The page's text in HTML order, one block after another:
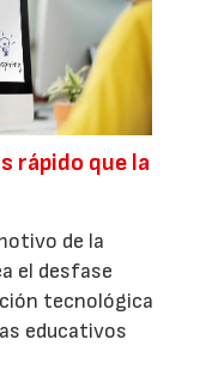
rápido que la
de la
el desfase
tecnológica
educativos